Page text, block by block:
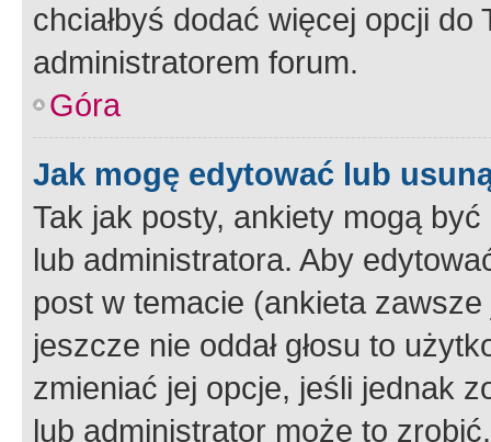
chciałbyś dodać więcej opcji
administratorem forum.
Góra
Jak mogę edytować lub
Tak jak posty, ankiety mogą
lub administratora. Aby
post w temacie (ankieta
jeszcze nie oddał głosu to
zmieniać jej opcje, jeśli jednak
lub administrator może to